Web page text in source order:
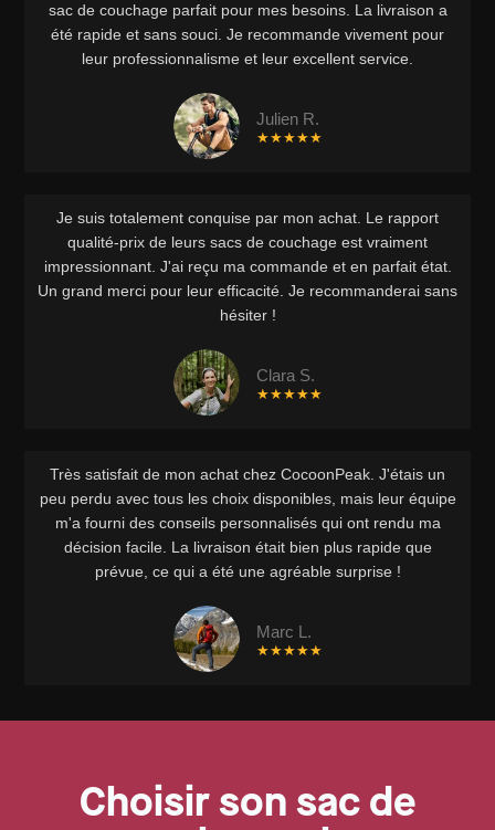
sac de couchage parfait pour mes besoins. La livraison a
été rapide et sans souci. Je recommande vivement pour
leur professionnalisme et leur excellent service.
Julien R.
★★★★★
Je suis totalement conquise par mon achat. Le rapport
qualité-prix de leurs sacs de couchage est vraiment
impressionnant. J'ai reçu ma commande et en parfait état.
Un grand merci pour leur efficacité. Je recommanderai sans
hésiter !
Clara S.
★★★★★
Très satisfait de mon achat chez CocoonPeak. J'étais un
peu perdu avec tous les choix disponibles, mais leur équipe
m'a fourni des conseils personnalisés qui ont rendu ma
décision facile. La livraison était bien plus rapide que
prévue, ce qui a été une agréable surprise !
Marc L.
★★★★★
Choisir son sac de